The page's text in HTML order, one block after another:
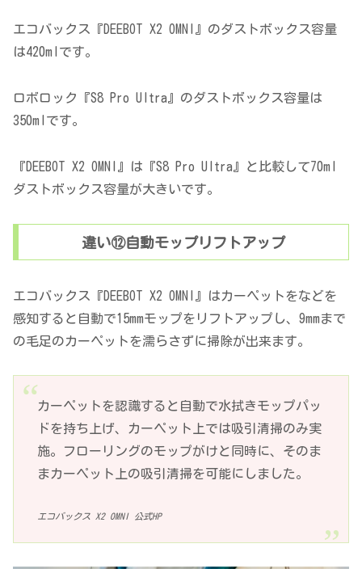
エコバックス『DEEBOT X2 OMNI』のダストボックス容量
は420mlです。
ロボロック『S8 Pro Ultra』のダストボックス容量は
350mlです。
『DEEBOT X2 OMNI』は『S8 Pro Ultra』と比較して70ml
ダストボックス容量が大きいです。
違い⑫自動モップリフトアップ
エコバックス『DEEBOT X2 OMNI』はカーペットをなどを
感知すると自動で15mmモップをリフトアップし、9mmまで
の毛足のカーペットを濡らさずに掃除が出来ます。
カーペットを認識すると自動で水拭きモップパッ
ドを持ち上げ、カーペット上では吸引清掃のみ実
施。フローリングのモップがけと同時に、そのま
まカーペット上の吸引清掃を可能にしました。
エコバックス X2 OMNI 公式HP